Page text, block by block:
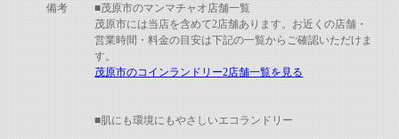
備考
■茂原市のマンマチャオ店舗一覧
茂原市には当店を含めて2店舗あります。お近くの店舗・
営業時間・料金の目安は下記の一覧からご確認いただけま
す。
茂原市のコインランドリー2店舗一覧を見る
■肌にも環境にもやさしいエコランドリー